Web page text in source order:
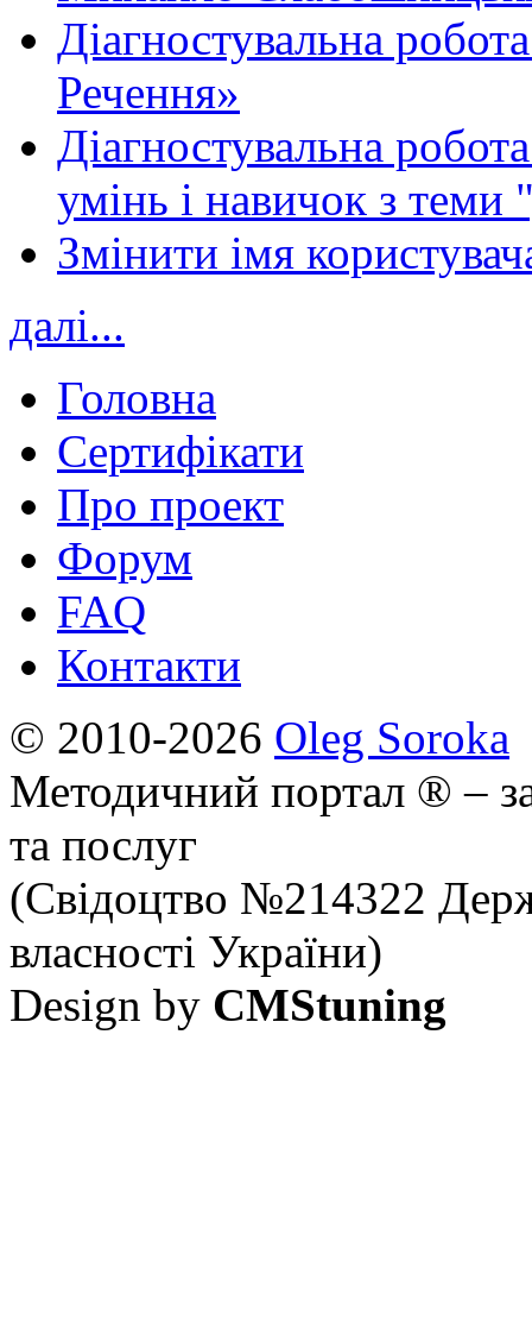
Діагностувальна
Речення»
Діагностувальна
умінь і навичок з теми
Змінити імя
далі...
Головна
Сертифікати
Про проект
Форум
FAQ
Контакти
© 2010-2026 Oleg Soroka
Методичний портал ® –
та послуг
(Свідоцтво №214322
власності України)
Design by CMStuning